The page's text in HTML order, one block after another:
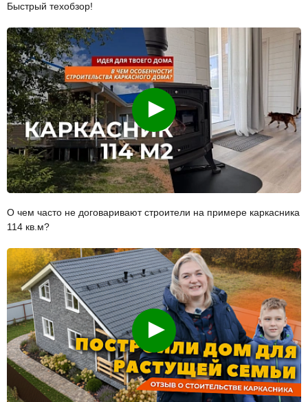
Быстрый техобзор!
Смотреть
О чем часто не договаривают строители на примере каркасника
114 кв.м?
Смотреть